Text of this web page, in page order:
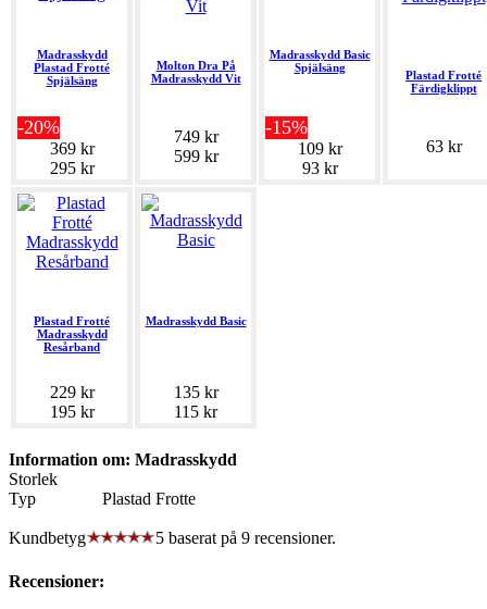
Madrasskydd
Plastad Frotté
Spjälsäng
-20%
369 kr
295 kr
Molton Dra På
Madrasskydd Vit
749 kr
599 kr
Madrasskydd Basic
Spjälsäng
-15%
109 kr
93 kr
Plastad Frotté
Färdigklippt
63 kr
Plastad Frotté
Madrasskydd
Resårband
229 kr
195 kr
Madrasskydd Basic
135 kr
115 kr
Information om: Madrasskydd
Storlek
Typ
Plastad Frotte
Kundbetyg 5 baserat på 9 recensioner.
Recensioner: